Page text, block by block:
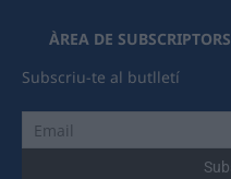
ÀREA DE SUBSCRIPTORS
Subscriu-te al butlletí